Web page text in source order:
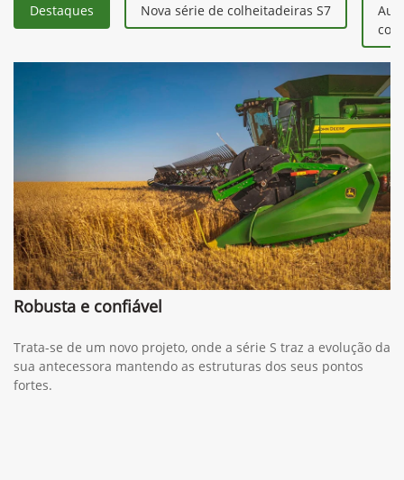
Destaques Nova série de colheitadeiras S7
Robusta e confiável
Trata-se de um novo projeto, onde a série S traz a evolução da
sua antecessora mantendo as estruturas dos seus pontos
fortes.